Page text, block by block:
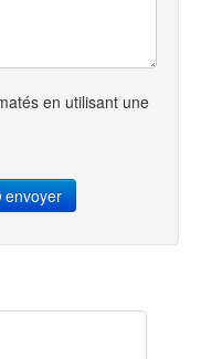
en utilisant une
envoyer